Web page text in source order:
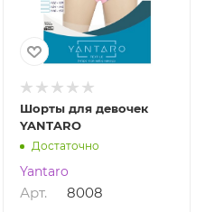
Шорты для девочек
YANTARO
Достаточно
Yantaro
Арт. 8008